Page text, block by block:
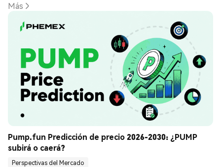
Más
Pump.fun Predicción de precio 2026-2030: ¿PUMP
subirá o caerá?
Perspectivas del Mercado